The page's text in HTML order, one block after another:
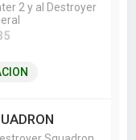
2 y al Destroyer